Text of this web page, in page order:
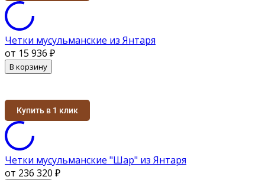
Четки мусульманские из Янтаря
от 15 936 ₽
В корзину
Купить в 1 клик
Четки мусульманские "Шар" из Янтаря
от 236 320 ₽